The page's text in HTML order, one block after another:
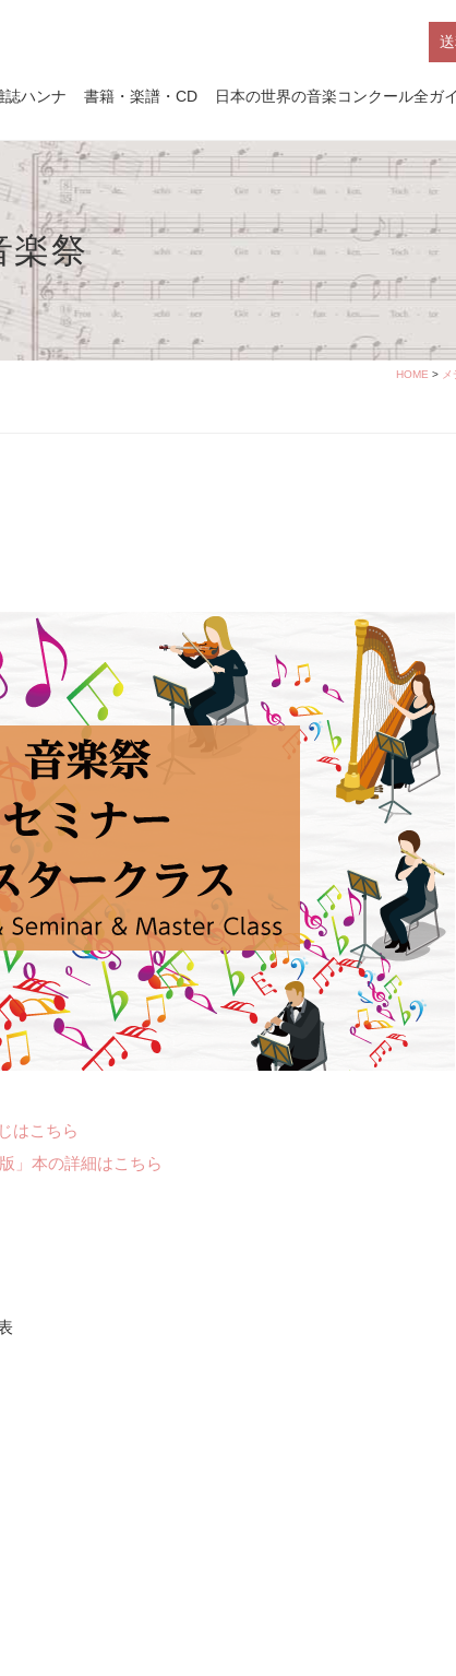
誌ハンナ 書籍・楽譜・CD 日本の世界の音楽コンクール全ガ
楽祭
HOME >
はこちら
」本の詳細はこちら